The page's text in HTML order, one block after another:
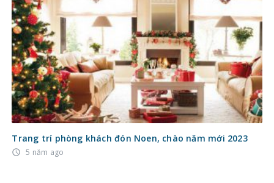
Trang trí phòng khách đón Noen, chào năm mới 2023
access_time 5 năm ago